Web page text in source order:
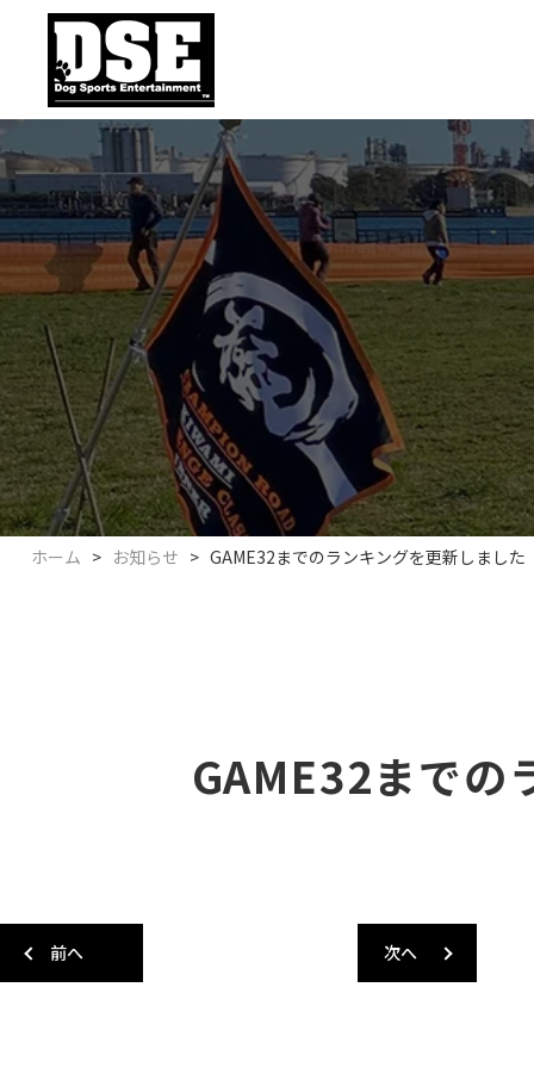
ホーム > お知らせ > GAME32までのランキングを更新しました
GAME32までの
前へ
一覧へ戻る 次へ